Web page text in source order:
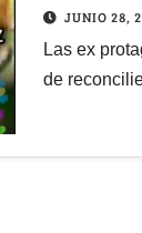
JUNIO 28,
Las ex
de